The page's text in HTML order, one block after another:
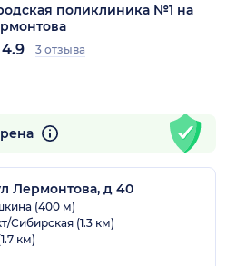
поликлиника №1 на
4.9 3 отзыва
Лермонтова, д 40
(400 м)
Сибирская (1.3 км)
км)